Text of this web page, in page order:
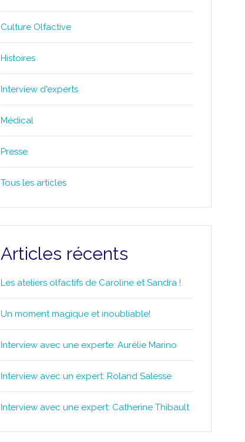
Culture Olfactive
Histoires
Interview d'experts
Médical
Presse
Tous les articles
Articles récents
Les ateliers olfactifs de Caroline et Sandra !
Un moment magique et inoubliable!
Interview avec une experte: Aurélie Marino
Interview avec un expert: Roland Salesse
Interview avec une expert: Catherine Thibault